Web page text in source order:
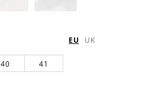
EU UK
40
41